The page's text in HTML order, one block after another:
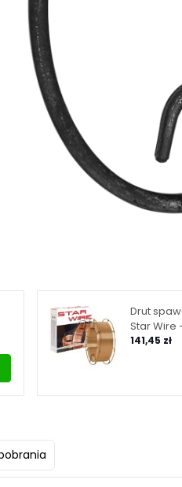
Drut
Star Wire
141,45 zł